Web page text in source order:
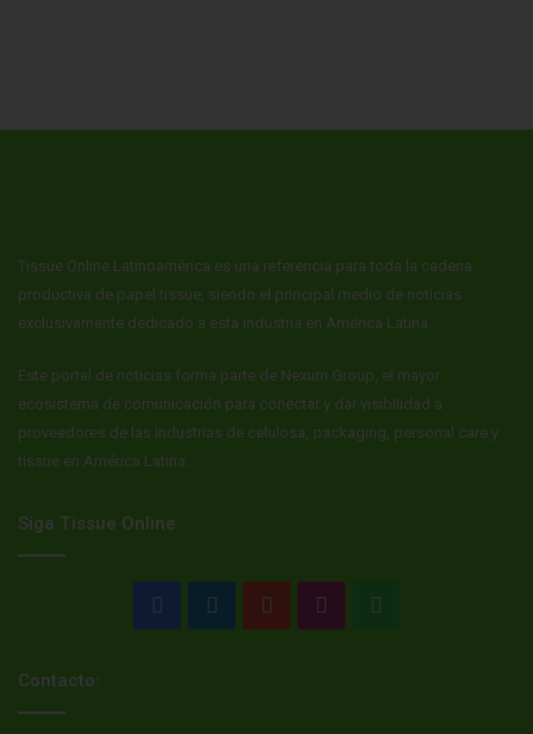
Tissue Online Latinoamérica es una referencia para toda la cadena
productiva de papel tissue, siendo el principal medio de noticias
exclusivamente dedicado a esta industria en América Latina.
Este portal de noticias forma parte de Nexum Group, el mayor
ecosistema de comunicación para conectar y dar visibilidad a
proveedores de las industrias de celulosa, packaging, personal care y
tissue en América Latina.
Siga Tissue Online
FacebookLinkedInYouTubeInstagram
Contacto: